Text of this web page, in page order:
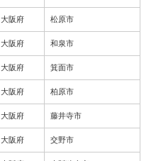
大阪府 松原市
大阪府 和泉市
大阪府 箕面市
大阪府 柏原市
大阪府 藤井寺市
大阪府 交野市